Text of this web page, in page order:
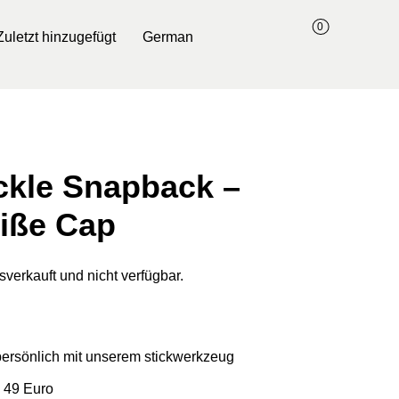
hinzugefügt German
0
Snapback –
Cap
und nicht verfügbar.
mit unserem stickwerkzeug
49 Euro